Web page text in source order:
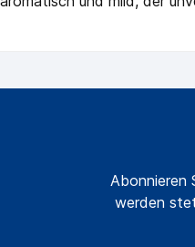
Abonnieren
werden